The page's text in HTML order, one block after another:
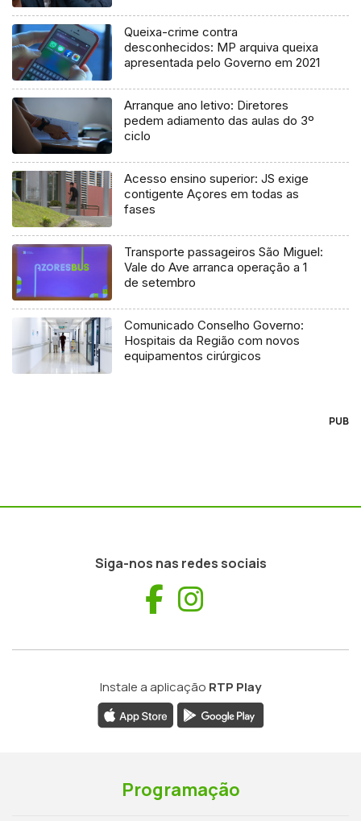
Queixa-crime contra
desconhecidos: MP arquiva queixa
apresentada pelo Governo em 2021
Arranque ano letivo: Diretores
pedem adiamento das aulas do 3º
ciclo
Acesso ensino superior: JS exige
contigente Açores em todas as
fases
Transporte passageiros São Miguel:
Vale do Ave arranca operação a 1
de setembro
Comunicado Conselho Governo:
Hospitais da Região com novos
equipamentos cirúrgicos
PUB
Siga-nos nas redes sociais
Facebook
Instale a aplicação RTP Play
Programação